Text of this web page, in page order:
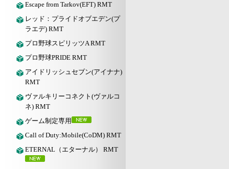
Escape from Tarkov(EFT) RMT
レッド：プライドオブエデン(プ
ラエデ) RMT
プロ野球スピリッツA RMT
プロ野球PRIDE RMT
アイドリッシュセブン(アイナナ)
RMT
ヴァルキリーコネクト(ヴァルコ
ネ) RMT
ゲーム制定専用
Call of Duty:Mobile(CoDM) RMT
ETERNAL（エターナル） RMT